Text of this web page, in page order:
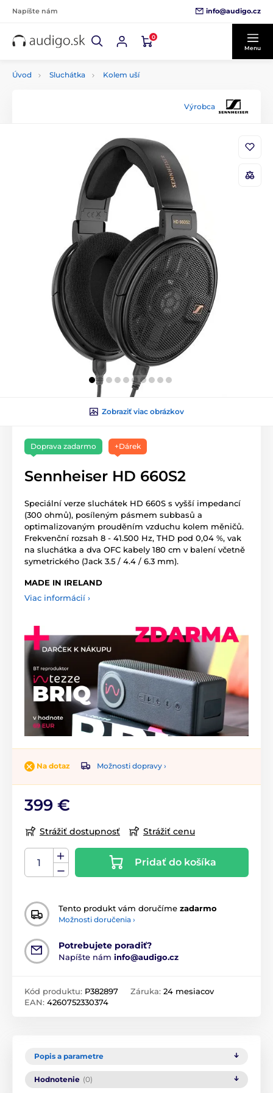
Napíšte nám info@audigo.cz
0
Menu
Úvod Sluchátka Kolem uší
Výrobca
Zobraziť viac obrázkov
Doprava zadarmo +Dárek
Sennheiser HD 660S2
Speciální verze sluchátek HD 660S s vyšší impedancí
(300 ohmů), posíleným pásmem subbasů a
optimalizovaným prouděním vzduchu kolem měničů.
Frekvenční rozsah 8 - 41.500 Hz, THD pod 0,04 %, vak
na sluchátka a dva OFC kabely 180 cm v balení včetně
symetrického (Jack 3.5 / 4.4 / 6.3 mm).
MADE IN IRELAND
Viac informácií ›
Na dotaz Možnosti dopravy ›
399 €
Strážiť dostupnosť Strážiť cenu
Pridať do košíka
Tento produkt vám doručíme zadarmo
Možnosti doručenia ›
Potrebujete poradiť?
Napíšte nám info@audigo.cz
Kód produktu: P382897
EAN: 4260752330374
Záruka: 24 mesiacov
Popis a parametre
Hodnotenie (0)